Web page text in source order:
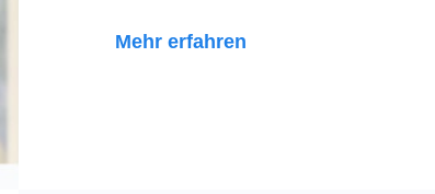
Mehr erfahren